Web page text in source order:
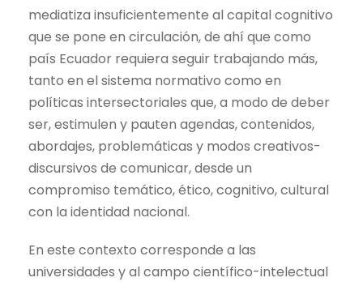
mediatiza insuficientemente al capital cognitivo
que se pone en circulación, de ahí que como
país Ecuador requiera seguir trabajando más,
tanto en el sistema normativo como en
políticas intersectoriales que, a modo de deber
ser, estimulen y pauten agendas, contenidos,
abordajes, problemáticas y modos creativos-
discursivos de comunicar, desde un
compromiso temático, ético, cognitivo, cultural
con la identidad nacional.
En este contexto corresponde a las
universidades y al campo científico-intelectual